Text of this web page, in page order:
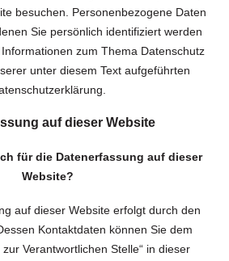
besuchen. Personenbezogene Daten
Sie persönlich identifiziert werden
zum Thema Datenschutz
unter diesem Text aufgeführten
auf dieser Website
für die Datenerfassung auf dieser
Website?
auf dieser Website erfolgt durch den
Kontaktdaten können Sie dem
Verantwortlichen Stelle“ in dieser